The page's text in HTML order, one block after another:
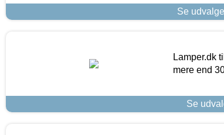
Se
Lamper.dk
mere end
Se